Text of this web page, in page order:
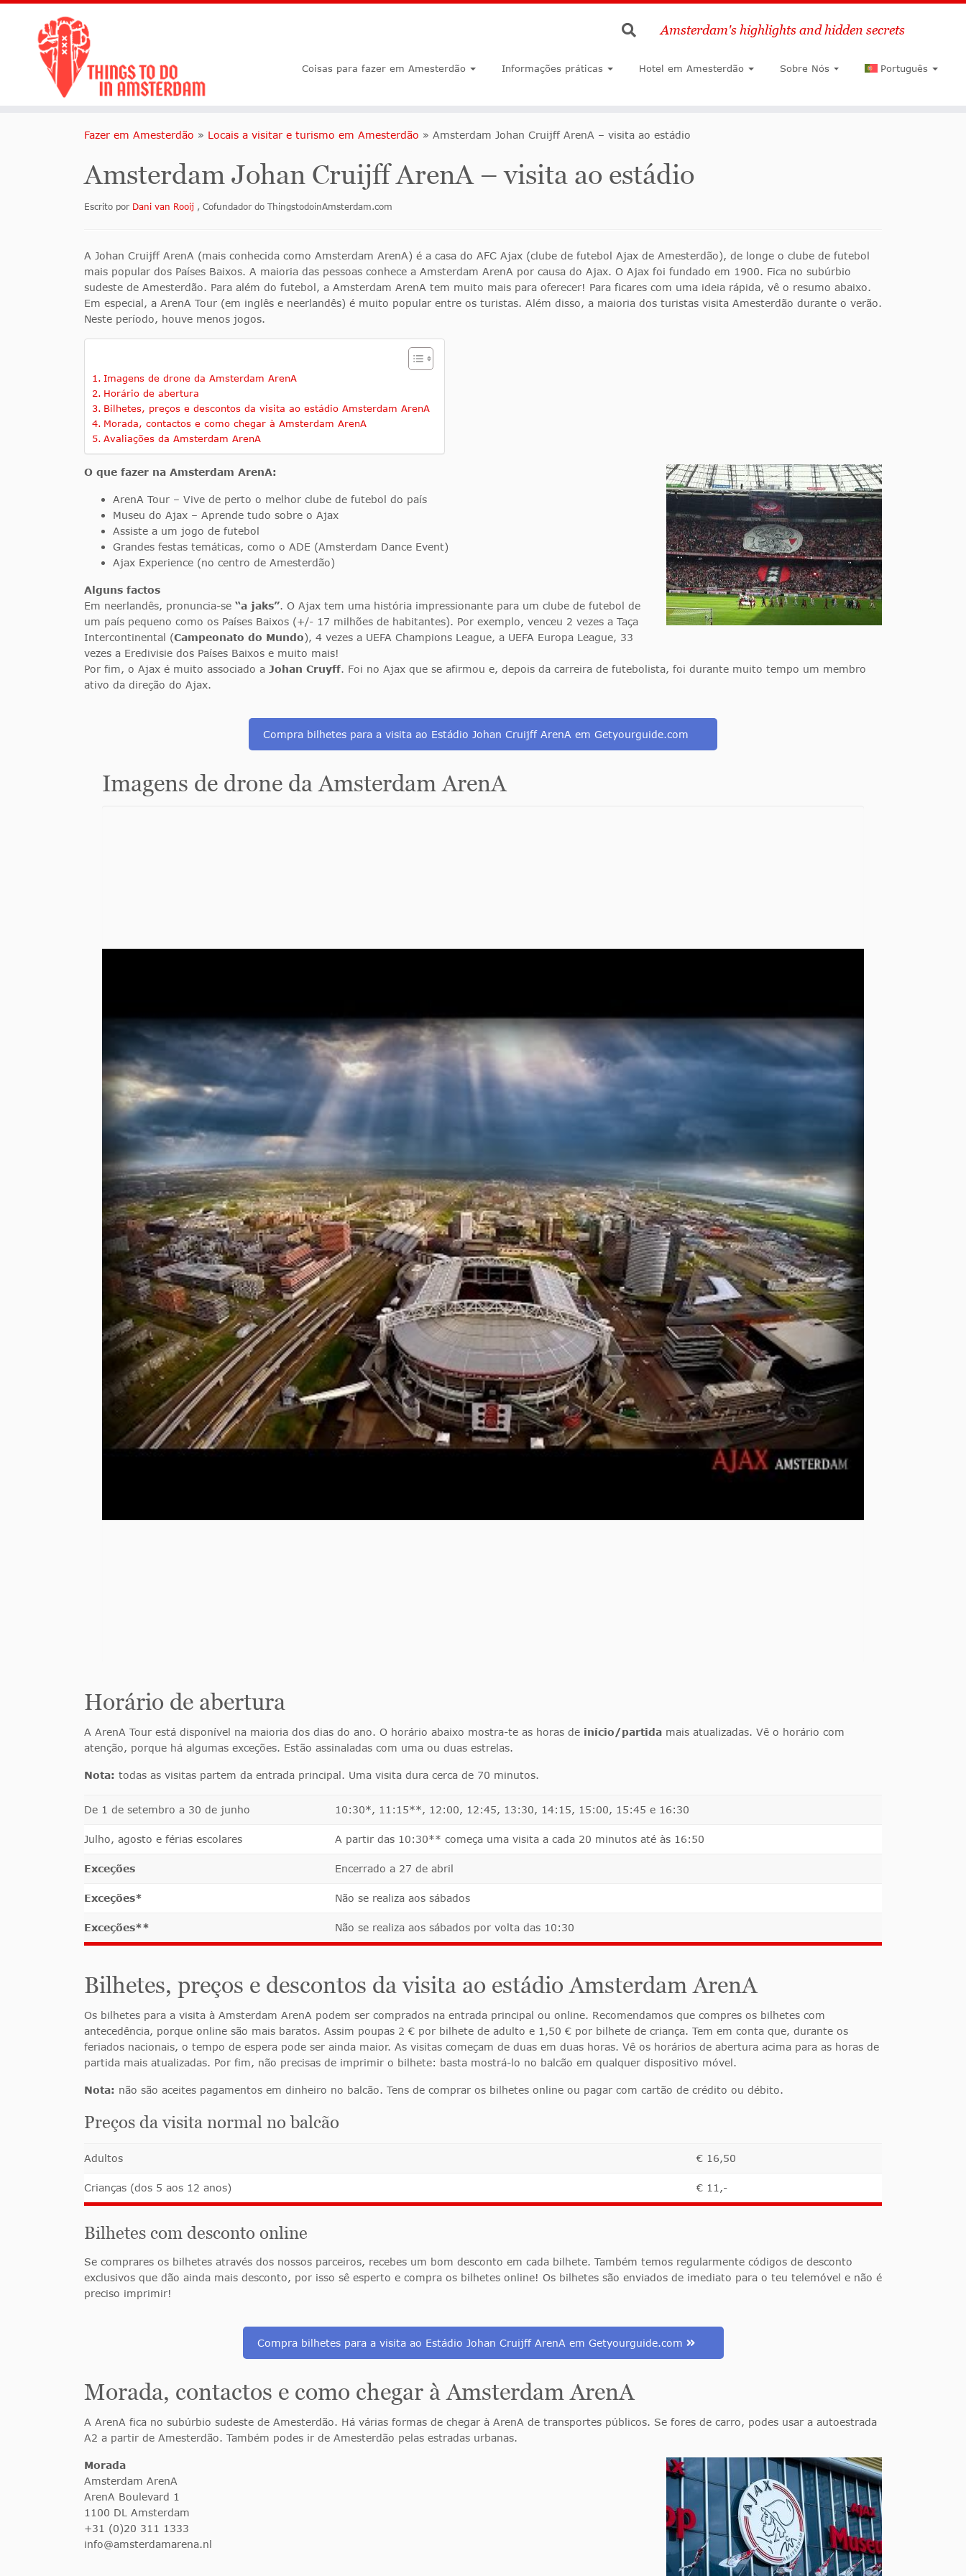
Pesquisar
Amsterdam's highlights and hidden secrets
Coisas para fazer em Amesterdão Informações práticas Hotel em Amesterdão Sobre Nós Português
Fazer em Amesterdão » Locais a visitar e turismo em Amesterdão » Amsterdam Johan Cruijff ArenA – visita ao estádio
Amsterdam Johan Cruijff ArenA – visita ao estádio
Escrito por Dani van Rooij , Cofundador do ThingstodoinAmsterdam.com
A Johan Cruijff ArenA (mais conhecida como Amsterdam ArenA) é a casa do AFC Ajax (clube de futebol Ajax de Amesterdão), de longe o clube de futebol
mais popular dos Países Baixos. A maioria das pessoas conhece a Amsterdam ArenA por causa do Ajax. O Ajax foi fundado em 1900. Fica no subúrbio
sudeste de Amesterdão. Para além do futebol, a Amsterdam ArenA tem muito mais para oferecer! Para ficares com uma ideia rápida, vê o resumo abaixo.
Em especial, a ArenA Tour (em inglês e neerlandês) é muito popular entre os turistas. Além disso, a maioria dos turistas visita Amesterdão durante o verão.
Neste período, houve menos jogos.
Imagens de drone da Amsterdam ArenA
Horário de abertura
Bilhetes, preços e descontos da visita ao estádio Amsterdam ArenA
Morada, contactos e como chegar à Amsterdam ArenA
Avaliações da Amsterdam ArenA
O que fazer na Amsterdam ArenA:
ArenA Tour – Vive de perto o melhor clube de futebol do país
Museu do Ajax – Aprende tudo sobre o Ajax
Assiste a um jogo de futebol
Grandes festas temáticas, como o ADE (Amsterdam Dance Event)
Ajax Experience (no centro de Amesterdão)
Alguns factos
Em neerlandês, pronuncia-se “a jaks”. O Ajax tem uma história impressionante para um clube de futebol de
um país pequeno como os Países Baixos (+/- 17 milhões de habitantes). Por exemplo, venceu 2 vezes a Taça
Intercontinental (Campeonato do Mundo), 4 vezes a UEFA Champions League, a UEFA Europa League, 33
vezes a Eredivisie dos Países Baixos e muito mais!
Por fim, o Ajax é muito associado a Johan Cruyff. Foi no Ajax que se afirmou e, depois da carreira de futebolista, foi durante muito tempo um membro
ativo da direção do Ajax.
Compra bilhetes para a visita ao Estádio Johan Cruijff ArenA em Getyourguide.com
Imagens de drone da Amsterdam ArenA
Horário de abertura
A ArenA Tour está disponível na maioria dos dias do ano. O horário abaixo mostra-te as horas de início/partida mais atualizadas. Vê o horário com
atenção, porque há algumas exceções. Estão assinaladas com uma ou duas estrelas.
Nota: todas as visitas partem da entrada principal. Uma visita dura cerca de 70 minutos.
De 1 de setembro a 30 de junho 10:30*, 11:15**, 12:00, 12:45, 13:30, 14:15, 15:00, 15:45 e 16:30
Julho, agosto e férias escolares A partir das 10:30** começa uma visita a cada 20 minutos até às 16:50
Exceções Encerrado a 27 de abril
Exceções* Não se realiza aos sábados
Exceções** Não se realiza aos sábados por volta das 10:30
Bilhetes, preços e descontos da visita ao estádio Amsterdam ArenA
Os bilhetes para a visita à Amsterdam ArenA podem ser comprados na entrada principal ou online. Recomendamos que compres os bilhetes com
antecedência, porque online são mais baratos. Assim poupas 2 € por bilhete de adulto e 1,50 € por bilhete de criança. Tem em conta que, durante os
feriados nacionais, o tempo de espera pode ser ainda maior. As visitas começam de duas em duas horas. Vê os horários de abertura acima para as horas de
partida mais atualizadas. Por fim, não precisas de imprimir o bilhete: basta mostrá-lo no balcão em qualquer dispositivo móvel.
Nota: não são aceites pagamentos em dinheiro no balcão. Tens de comprar os bilhetes online ou pagar com cartão de crédito ou débito.
Preços da visita normal no balcão
Adultos € 16,50
Crianças (dos 5 aos 12 anos) € 11,-
Bilhetes com desconto online
Se comprares os bilhetes através dos nossos parceiros, recebes um bom desconto em cada bilhete. Também temos regularmente códigos de desconto
exclusivos que dão ainda mais desconto, por isso sê esperto e compra os bilhetes online! Os bilhetes são enviados de imediato para o teu telemóvel e não é
preciso imprimir!
Compra bilhetes para a visita ao Estádio Johan Cruijff ArenA em Getyourguide.com
Morada, contactos e como chegar à Amsterdam ArenA
A ArenA fica no subúrbio sudeste de Amesterdão. Há várias formas de chegar à ArenA de transportes públicos. Se fores de carro, podes usar a autoestrada
A2 a partir de Amesterdão. Também podes ir de Amesterdão pelas estradas urbanas.
Morada
Amsterdam ArenA
ArenA Boulevard 1
1100 DL Amsterdam
+31 (0)20 311 1333
info@amsterdamarena.nl